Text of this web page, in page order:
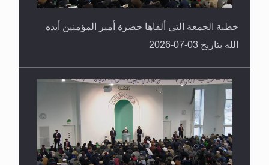
خطبة الجمعة التي ألقاها حضرة أمير المؤمنين أيده
الله بتاريخ 03-07-2026